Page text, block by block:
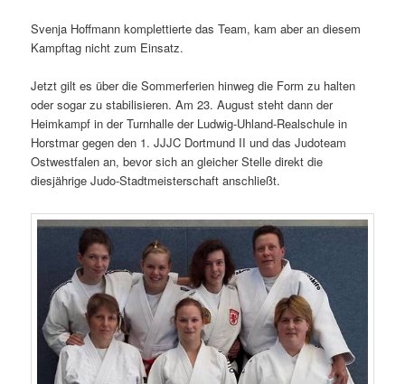
Svenja Hoffmann komplettierte das Team, kam aber an diesem
Kampftag nicht zum Einsatz.
Jetzt gilt es über die Sommerferien hinweg die Form zu halten
oder sogar zu stabilisieren. Am 23. August steht dann der
Heimkampf in der Turnhalle der Ludwig-Uhland-Realschule in
Horstmar gegen den 1. JJJC Dortmund II und das Judoteam
Ostwestfalen an, bevor sich an gleicher Stelle direkt die
diesjährige Judo-Stadtmeisterschaft anschließt.